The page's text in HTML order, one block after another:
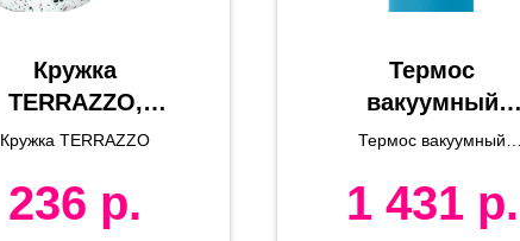
Кружка
TERRAZZO,
белый с
фарфор
Кружка TERRAZZO
236 р.
Термос
вакуумный
STRIPE, голубой,
сталь, 450 мл
Термос вакуумный
1 431 р.